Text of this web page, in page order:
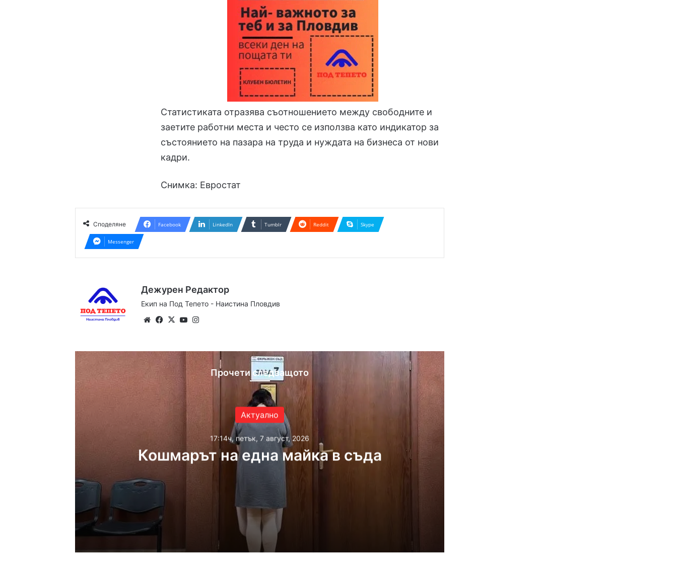
Статистиката отразява съотношението между свободните и
заетите работни места и често се използва като индикатор за
състоянието на пазара на труда и нуждата на бизнеса от нови
кадри.
Снимка: Евростат
Споделяне Facebook LinkedIn Tumblr Reddit Skype
Messenger
Дежурен Редактор
Екип на Под Тепето - Наистина Пловдив
WebsiteFacebook
X YouTube
Прочети следващото
Актуално
17:14ч, петък, 7 август, 2026
Кошмарът на една майка в съда
17:14ч, петък, 7 август, 2026
Кошмарът на една майка в съда